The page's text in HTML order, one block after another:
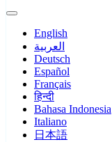
English
العربية
Deutsch
Español
Français
हिन्दी
Bahasa Indonesia
Italiano
日本語